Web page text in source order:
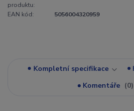
produktu:
EAN kód: 5056004320959
Kompletní specifikace
Komentáře
0